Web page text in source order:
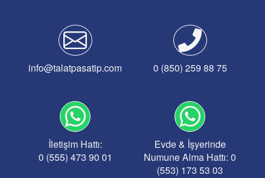
info@talatpasatip.com 0 (850) 259 88 75
İletişim Hattı:
0 (555) 473 90 01
Evde & İşyerinde
Numune Alma Hattı: 0
(553) 173 53 03